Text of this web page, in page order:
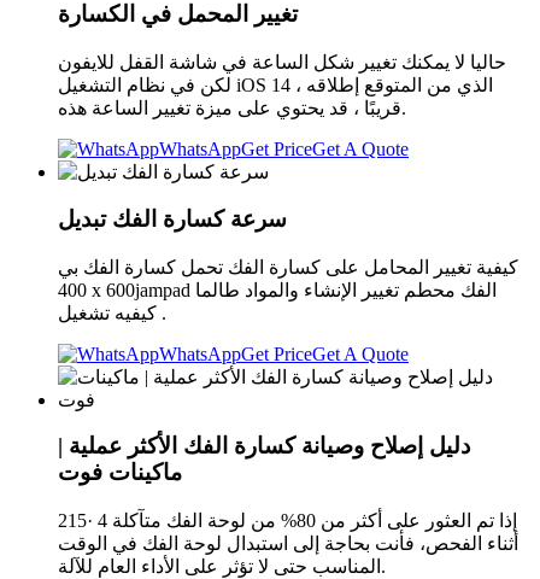
تغيير المحمل في الكسارة
حاليا لا يمكنك تغيير شكل الساعة في شاشة القفل للايفون
لكن في نظام التشغيل iOS 14 ، الذي من المتوقع إطلاقه
قريبًا ، قد يحتوي على ميزة تغيير الساعة هذه.
WhatsAppGet PriceGet A Quote
سرعة كسارة الفك تبديل
كيفية تغيير المحامل على كسارة الفك تحمل كسارة الفك بي
400 x 600jampad الفك محطم تغيير الإنشاء والمواد طالما
كيفيه تشغيل .
WhatsAppGet PriceGet A Quote
دليل إصلاح وصيانة كسارة الفك الأكثر عملية |
ماكينات فوت
215· 4 إذا تم العثور على أكثر من 80% من لوحة الفك متآكلة
أثناء الفحص، فأنت بحاجة إلى استبدال لوحة الفك في الوقت
المناسب حتى لا تؤثر على الأداء العام للآلة.